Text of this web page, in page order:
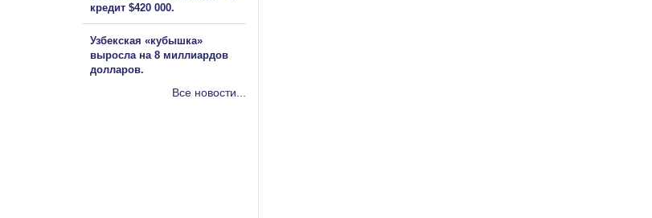
кредит $420 000.
Узбекская «кубышка»
выросла на 8 миллиардов
долларов.
Все новости...